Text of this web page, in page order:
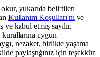
yukarıda belirtilen
Kullanım Koşulları'nı ve
ve kabul etmiş sayılır.
uygun
nezaket, birlikte yaşama
paylaştığınız için teşekkür